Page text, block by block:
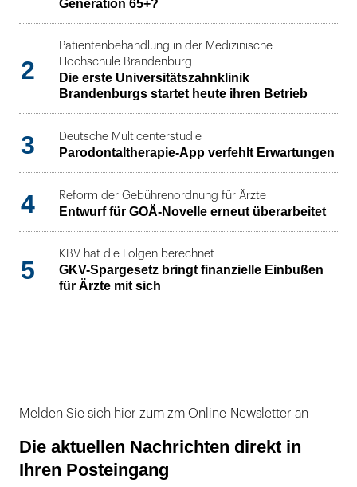
Generation 65+?
2
Patientenbehandlung in der Medizinische
Hochschule Brandenburg
Die erste Universitätszahnklinik
Brandenburgs startet heute ihren Betrieb
3 Deutsche Multicenterstudie
Parodontaltherapie-App verfehlt Erwartungen
4 Reform der Gebührenordnung für Ärzte
Entwurf für GOÄ-Novelle erneut überarbeitet
5
KBV hat die Folgen berechnet
GKV-Spargesetz bringt finanzielle Einbußen
für Ärzte mit sich
Melden Sie sich hier zum zm Online-Newsletter an
Die aktuellen Nachrichten direkt in
Ihren Posteingang